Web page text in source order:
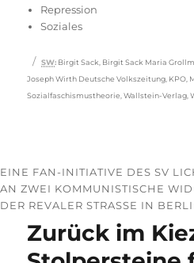
Repression
Soziales
Schlagwörter
SW: Birgit Sack Birgit Sack Maria
Joseph Wirth Deutsche Volkszeitung KPO
Sozialfaschismustheorie ,Wallstein-Verlag ,
EINE FAN-INITIATIVE DES SV
AN ZWEI KOMMUNISTISCHE
DER REVALER STRASSE IN
Zurück im